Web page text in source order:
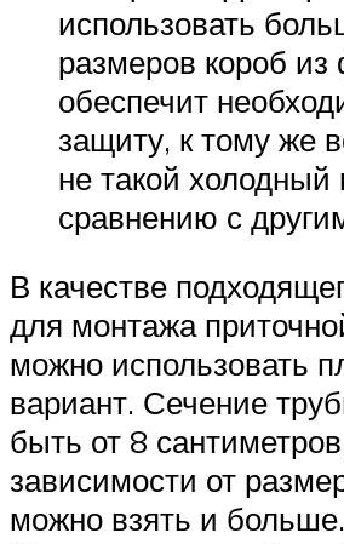
использовать
размеров короб
обеспечит
защиту, к тому же
не такой холодный
сравнению с
В качестве
для монтажа
можно использовать
вариант. Сечение
быть от 8
зависимости от
можно взять и больше.